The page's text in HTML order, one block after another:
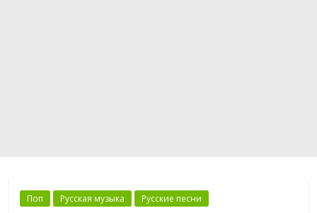
Поп Русская музыка Русские песни